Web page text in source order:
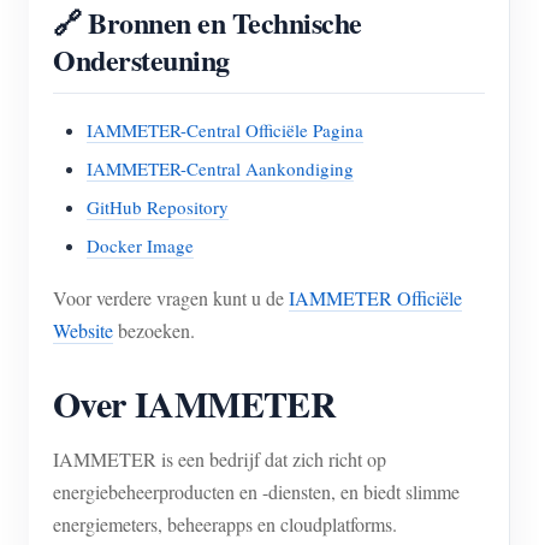
🔗 Bronnen en Technische
Ondersteuning
IAMMETER-Central Officiële Pagina
IAMMETER-Central Aankondiging
GitHub Repository
Docker Image
Voor verdere vragen kunt u deIAMMETER Officiële
Websitebezoeken.
Over IAMMETER
IAMMETER is een bedrijf dat zich richt op
energiebeheerproducten en -diensten, en biedt slimme
energiemeters, beheerapps en cloudplatforms.